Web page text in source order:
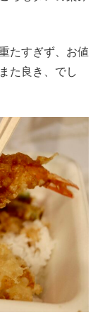
たすぎず、お値
た良き、でし